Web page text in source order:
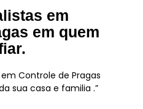
em
em quem
Controle de Pragas
sua casa e familia .”